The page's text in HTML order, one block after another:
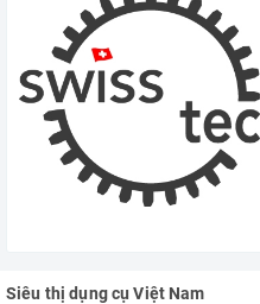
Siêu thị dụng cụ Việt Nam